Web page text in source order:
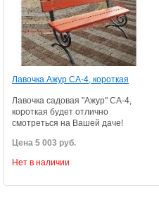
Лавочка Ажур СА-4, короткая
Лавочка садовая "Ажур" СА-4,
короткая будет отлично
смотреться на Вашей даче!
Цена 5 003 руб.
Нет в наличии